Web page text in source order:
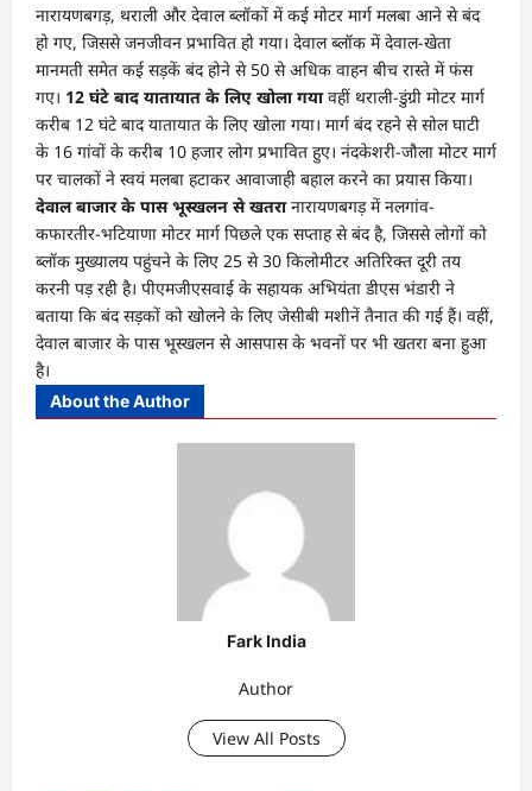
नारायणबगड़, थराली और देवाल ब्लॉकों में कई मोटर मार्ग मलबा आने से बंद
हो गए, जिससे जनजीवन प्रभावित हो गया। देवाल ब्लॉक में देवाल-खेता
मानमती समेत कई सड़कें बंद होने से 50 से अधिक वाहन बीच रास्ते में फंस
गए। 12 घंटे बाद यातायात के लिए खोला गयावहीं थराली-डुंग्री मोटर मार्ग
करीब 12 घंटे बाद यातायात के लिए खोला गया। मार्ग बंद रहने से सोल घाटी
के 16 गांवों के करीब 10 हजार लोग प्रभावित हुए। नंदकेशरी-जौला मोटर मार्ग
पर चालकों ने स्वयं मलबा हटाकर आवाजाही बहाल करने का प्रयास किया।
देवाल बाजार के पास भूस्खलन से खतरानारायणबगड़ में नलगांव-
कफारतीर-भटियाणा मोटर मार्ग पिछले एक सप्ताह से बंद है, जिससे लोगों को
ब्लॉक मुख्यालय पहुंचने के लिए 25 से 30 किलोमीटर अतिरिक्त दूरी तय
करनी पड़ रही है। पीएमजीएसवाई के सहायक अभियंता डीएस भंडारी ने
बताया कि बंद सड़कों को खोलने के लिए जेसीबी मशीनें तैनात की गई हैं। वहीं,
देवाल बाजार के पास भूस्खलन से आसपास के भवनों पर भी खतरा बना हुआ
है।
About the Author
Fark India
Author
View All Posts